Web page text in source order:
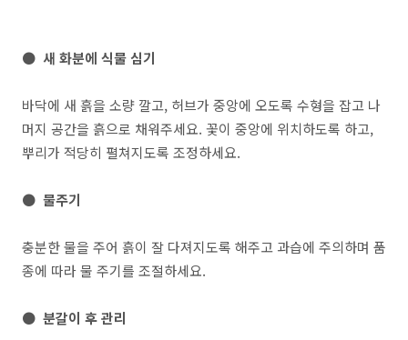
● 새 화분에 식물 심기
바닥에 새 흙을 소량 깔고, 허브가 중앙에 오도록 수형을 잡고 나
머지 공간을 흙으로 채워주세요. 꽃이 중앙에 위치하도록 하고,
뿌리가 적당히 펼쳐지도록 조정하세요.
● 물주기
충분한 물을 주어 흙이 잘 다져지도록 해주고 과습에 주의하며 품
종에 따라 물 주기를 조절하세요.
● 분갈이 후 관리